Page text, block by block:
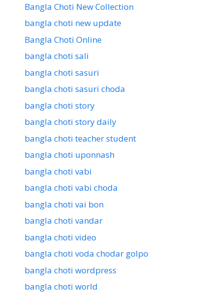
Bangla Choti New Collection
bangla choti new update
Bangla Choti Online
bangla choti sali
bangla choti sasuri
bangla choti sasuri choda
bangla choti story
bangla choti story daily
bangla choti teacher student
bangla choti uponnash
bangla choti vabi
bangla choti vabi choda
bangla choti vai bon
bangla choti vandar
bangla choti video
bangla choti voda chodar golpo
bangla choti wordpress
bangla choti world